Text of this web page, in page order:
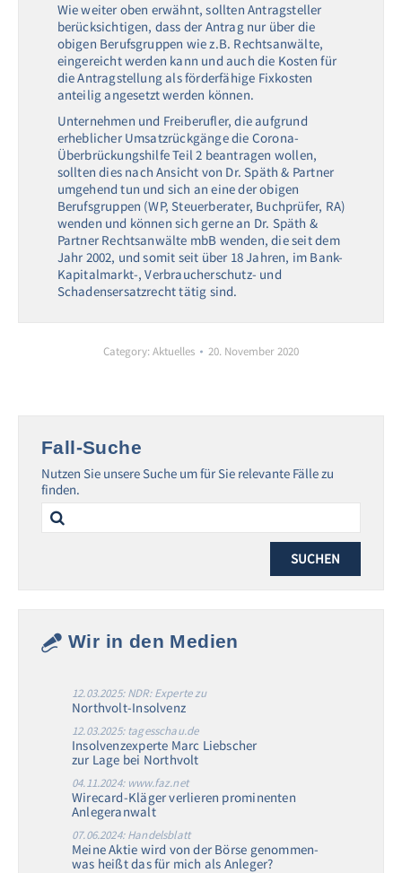
Wie weiter oben erwähnt, sollten Antragsteller
berücksichtigen, dass der Antrag nur über die
obigen Berufsgruppen wie z.B. Rechtsanwälte,
eingereicht werden kann und auch die Kosten für
die Antragstellung als förderfähige Fixkosten
anteilig angesetzt werden können.
Unternehmen und Freiberufler, die aufgrund
erheblicher Umsatzrückgänge die Corona-
Überbrückungshilfe Teil 2 beantragen wollen,
sollten dies nach Ansicht von Dr. Späth & Partner
umgehend tun und sich an eine der obigen
Berufsgruppen (WP, Steuerberater, Buchprüfer, RA)
wenden und können sich gerne an Dr. Späth &
Partner Rechtsanwälte mbB wenden, die seit dem
Jahr 2002, und somit seit über 18 Jahren, im Bank-
Kapitalmarkt-, Verbraucherschutz- und
Schadensersatzrecht tätig sind.
Category:Aktuelles 20. November 2020
Fall-Suche
Nutzen Sie unsere Suche um für Sie relevante Fälle zu
finden.
Search
for:
Wir in den Medien
12.03.2025: NDR: Experte zu
Northvolt-Insolvenz
12.03.2025: tagesschau.de
Insolvenzexperte Marc Liebscher
zur Lage bei Northvolt
04.11.2024: www.faz.net
Wirecard-Kläger verlieren prominenten
Anlegeranwalt
07.06.2024: Handelsblatt
Meine Aktie wird von der Börse genommen-
was heißt das für mich als Anleger?